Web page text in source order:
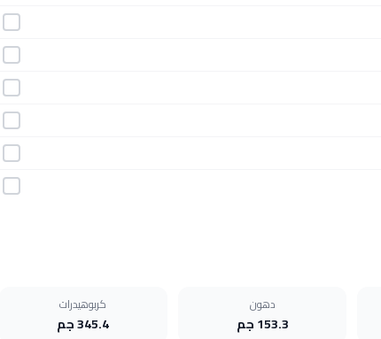
دهون
153.3 جم
كربوهيدرات
345.4 جم